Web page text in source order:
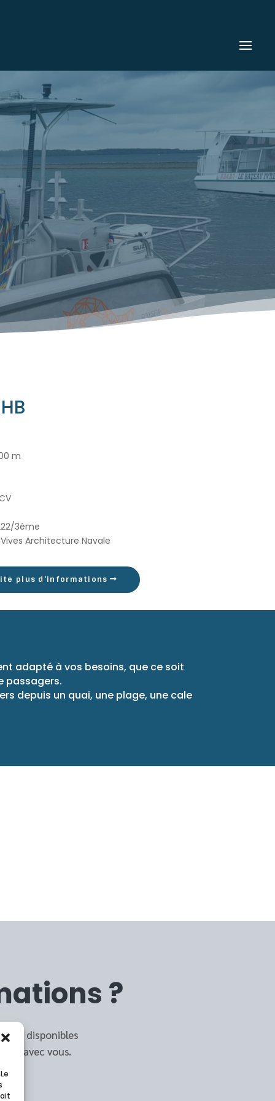
m
3ème
Architecture Navale
plus d'informations
adapté à vos besoins, que ce soit
passagers.
depuis un quai, une plage, une cale
?
disponibles
avec vous.